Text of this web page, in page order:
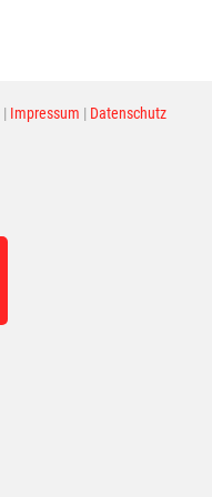
| Impressum | Datenschutz